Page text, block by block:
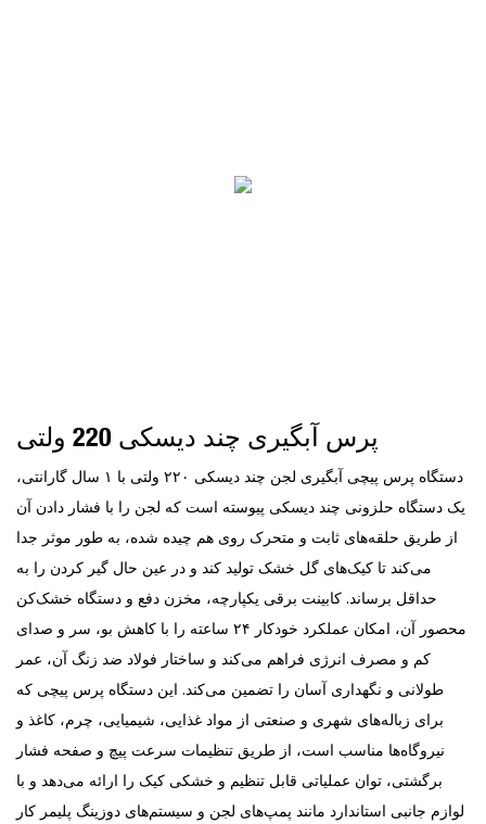
پرس آبگیری چند دیسکی 220 ولتی
دستگاه پرس پیچی آبگیری لجن چند دیسکی ۲۲۰ ولتی با ۱ سال گارانتی،
یک دستگاه حلزونی چند دیسکی پیوسته است که لجن را با فشار دادن آن
از طریق حلقه‌های ثابت و متحرک روی هم چیده شده، به طور موثر جدا
می‌کند تا کیک‌های گل خشک تولید کند و در عین حال گیر کردن را به
حداقل برساند. کابینت برقی یکپارچه، مخزن دفع و دستگاه خشک‌کن
محصور آن، امکان عملکرد خودکار ۲۴ ساعته را با کاهش بو، سر و صدای
کم و مصرف انرژی فراهم می‌کند و ساختار فولاد ضد زنگ آن، عمر
طولانی و نگهداری آسان را تضمین می‌کند. این دستگاه پرس پیچی که
برای زباله‌های شهری و صنعتی از مواد غذایی، شیمیایی، چرم، کاغذ و
نیروگاه‌ها مناسب است، از طریق تنظیمات سرعت پیچ و صفحه فشار
برگشتی، توان عملیاتی قابل تنظیم و خشکی کیک را ارائه می‌دهد و با
لوازم جانبی استاندارد مانند پمپ‌های لجن و سیستم‌های دوزینگ پلیمر کار